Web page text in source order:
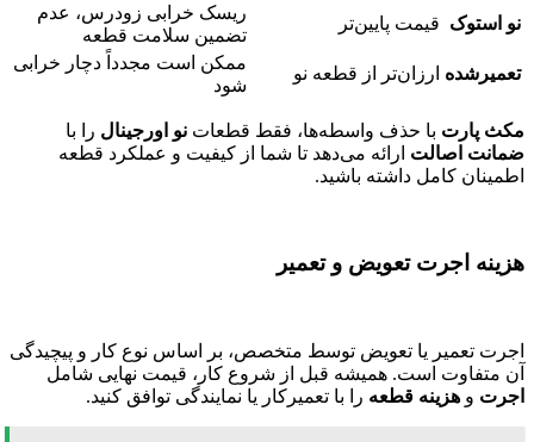
نو استوک قیمت پایین‌تر
ریسک خرابی زودرس، عدم
تضمین سلامت قطعه
تعمیرشده ارزان‌تر از قطعه نو
ممکن است مجدداً دچار خرابی
شود
مکث پارت با حذف واسطه‌ها، فقط قطعات نو اورجینال را با
ضمانت اصالت ارائه می‌دهد تا شما از کیفیت و عملکرد قطعه
اطمینان کامل داشته باشید.
هزینه اجرت تعویض و تعمیر
اجرت تعمیر یا تعویض توسط متخصص، بر اساس نوع کار و پیچیدگی
آن متفاوت است. همیشه قبل از شروع کار، قیمت نهایی شامل
اجرت و هزینه قطعه را با تعمیرکار یا نمایندگی توافق کنید.